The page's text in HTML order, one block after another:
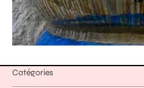
Catégories